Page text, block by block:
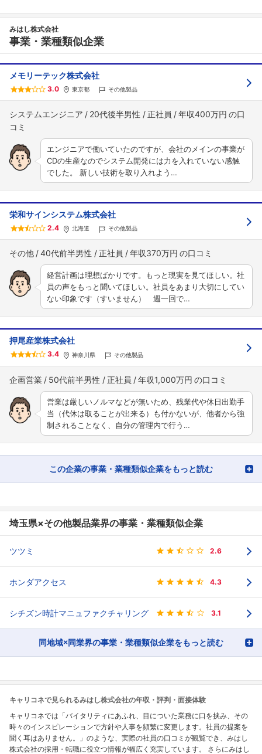
みはし株式会社
事業・業種類似企業
メモリーテック株式会社
3.0 東京都 その他製品
システムエンジニア 20代後半男性 正社員 年収400万円
エンジニアで働いていたのですが、会社のメインの事業が
CDの生産なのでシステム開発には力を入れていない感触
でした。 新しい技術を取り入れよう…
栄和サインシステム株式会社
2.4 北海道 その他製品
その他 40代前半男性 正社員 年収370万円
経営計画は理想ばかりです。もっと現実を見てほしい。社
員の声をもっと聞いてほしい。社員をあまり大切にしてい
ない印象です（すいません） 週一回で…
押尾産業株式会社
3.4 神奈川県 その他製品
企画営業 50代前半男性 正社員 年収1,000万円
営業は厳しいノルマなどが無いため、残業代や休日出勤手
当（代休は取ることが出来る）も付かないが、他者から強
制されることなく、自分の管理内で行う…
この企業の事業・業種類似企業をもっと読む
埼玉県×その他製品業界の事業・業種類似企業
ツツミ 2.6
ホンダアクセス 4.3
シチズン時計マニュファクチャリング 3.1
同地域×同業界の事業・業種類似企業をもっと読む
キャリコネで見られるみはし株式会社の年収・評判・面接体験
キャリコネでは「バイタリティにあふれ、目についた業務に口を挟み、その
時々のインスピレーションで方針や人事を頻繁に変更します。社員の提案を
聞く耳はありません。」のような、実際の社員の口コミが観覧でき、みはし
株式会社の採用・転職に役立つ情報が幅広く充実しています。 さらにみはし